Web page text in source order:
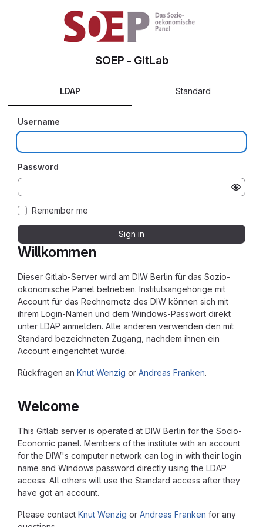
Willkommen
Dieser Gitlab-Server wird am DIW Berlin für das Sozio-
ökonomische Panel betrieben. Institutsangehörige mit
Account für das Rechnernetz des DIW können sich mit
ihrem Login-Namen und dem Windows-Passwort direkt
unter LDAP anmelden. Alle anderen verwenden den mit
Standard bezeichneten Zugang, nachdem ihnen ein
Account eingerichtet wurde.
Rückfragen an Knut Wenzig or Andreas Franken.
Welcome
This Gitlab server is operated at DIW Berlin for the Socio-
Economic panel. Members of the institute with an account
for the DIW's computer network can log in with their login
name and Windows password directly using the LDAP
access. All others will use the Standard access after they
have got an account.
Please contact Knut Wenzig or Andreas Franken for any
SOEP - GitLab
LDAP Standard
Username
Password
Remember me
Sign in